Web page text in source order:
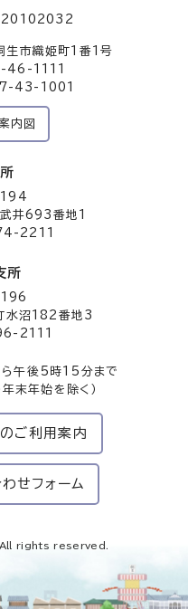
市織姫町1番1号
46-1111
43-1001
内図
井693番地1
2211
所
水沼182番地3
2111
午後5時15分まで
年末年始を除く）
ご利用案内
せフォーム
rights reserved.